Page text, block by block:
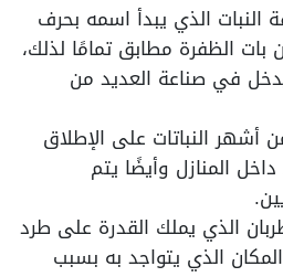
النبات الذي يبدأ اسمه بحرف
بات الظفرة مطابق تمامًا لذلك،
في صناعة العديد من
أشهر النباتات على الإطلاق
المنازل وأيضًا يتم
الذي يملك القدرة على طرد
الذي يتواجد به بسبب